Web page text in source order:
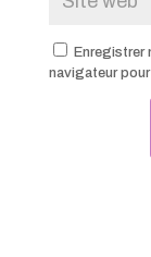
Enregistrer
navigateur